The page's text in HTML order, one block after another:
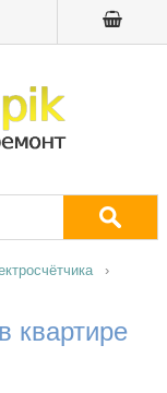
квартире